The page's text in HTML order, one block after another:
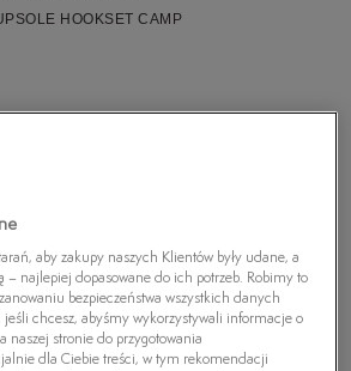
HOOKSET CAMP
aby zakupy naszych Klientów były udane, a
– najlepiej dopasowane do ich potrzeb. Robimy to
bezpieczeństwa wszystkich danych
jeśli chcesz, abyśmy wykorzystywali informacje o
naszej stronie do przygotowania
dla Ciebie treści, w tym rekomendacji